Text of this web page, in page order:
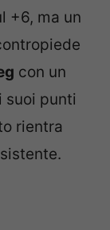
+6, ma un
con un
suoi punti
rientra